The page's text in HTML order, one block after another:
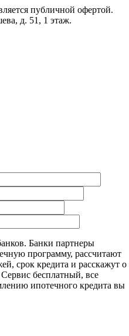
публичной офертой.
д. 51, 1 этаж.
Банки партнеры
программу, рассчитают
срок кредита и расскажут о
бесплатный, все
ипотечного кредита вы